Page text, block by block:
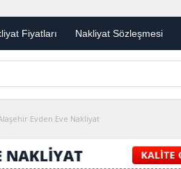
Fiyatları Nakliyat Sözleşmesi
Evden Eve Nakliyat